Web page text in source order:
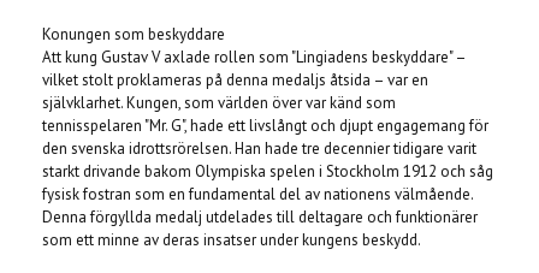
Konungen som beskyddare
Att kung Gustav V axlade rollen som "Lingiadens beskyddare" –
vilket stolt proklameras på denna medaljs åtsida – var en
självklarhet. Kungen, som världen över var känd som
tennisspelaren "Mr. G", hade ett livslångt och djupt engagemang för
den svenska idrottsrörelsen. Han hade tre decennier tidigare varit
starkt drivande bakom Olympiska spelen i Stockholm 1912 och såg
fysisk fostran som en fundamental del av nationens välmående.
Denna förgyllda medalj utdelades till deltagare och funktionärer
som ett minne av deras insatser under kungens beskydd.